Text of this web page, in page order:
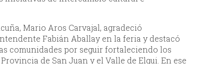
Mario Aros Carvajal, agradeció
Fabián Aballay en la feria y destacó
comunidades por seguir fortaleciendo los
de San Juan y el Valle de Elqui. En ese